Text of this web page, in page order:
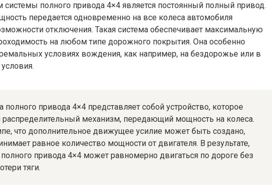
полного привода 4×4 является постоянный полный привод.
передается одновременно на все колеса автомобиля
отключения. Такая система обеспечивает максимальную
на любом типе дорожного покрытия. Она особенно
условиях вождения, как например, на бездорожье или в
полного привода 4×4 представляет собой устройство, которое
механизм, передающий мощность на колеса.
что дополнительное движущее усилие может быть создано,
равное количество мощности от двигателя. В результате,
привода 4×4 может равномерно двигаться по дороге без
тяги.